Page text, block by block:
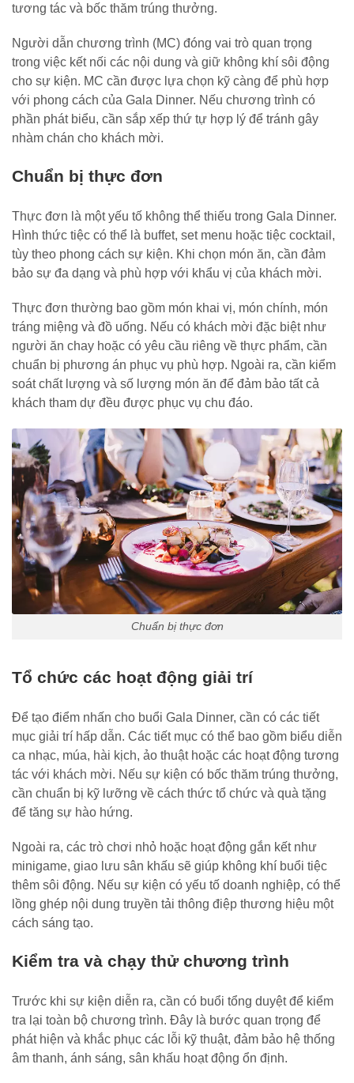
tương tác và bốc thăm trúng thưởng.
Người dẫn chương trình (MC) đóng vai trò quan trọng
trong việc kết nối các nội dung và giữ không khí sôi động
cho sự kiện. MC cần được lựa chọn kỹ càng để phù hợp
với phong cách của Gala Dinner. Nếu chương trình có
phần phát biểu, cần sắp xếp thứ tự hợp lý để tránh gây
nhàm chán cho khách mời.
Chuẩn bị thực đơn
Thực đơn là một yếu tố không thể thiếu trong Gala Dinner.
Hình thức tiệc có thể là buffet, set menu hoặc tiệc cocktail,
tùy theo phong cách sự kiện. Khi chọn món ăn, cần đảm
bảo sự đa dạng và phù hợp với khẩu vị của khách mời.
Thực đơn thường bao gồm món khai vị, món chính, món
tráng miệng và đồ uống. Nếu có khách mời đặc biệt như
người ăn chay hoặc có yêu cầu riêng về thực phẩm, cần
chuẩn bị phương án phục vụ phù hợp. Ngoài ra, cần kiểm
soát chất lượng và số lượng món ăn để đảm bảo tất cả
khách tham dự đều được phục vụ chu đáo.
Chuẩn bị thực đơn
Tổ chức các hoạt động giải trí
Để tạo điểm nhấn cho buổi Gala Dinner, cần có các tiết
mục giải trí hấp dẫn. Các tiết mục có thể bao gồm biểu diễn
ca nhạc, múa, hài kịch, ảo thuật hoặc các hoạt động tương
tác với khách mời. Nếu sự kiện có bốc thăm trúng thưởng,
cần chuẩn bị kỹ lưỡng về cách thức tổ chức và quà tặng
để tăng sự hào hứng.
Ngoài ra, các trò chơi nhỏ hoặc hoạt động gắn kết như
minigame, giao lưu sân khấu sẽ giúp không khí buổi tiệc
thêm sôi động. Nếu sự kiện có yếu tố doanh nghiệp, có thể
lồng ghép nội dung truyền tải thông điệp thương hiệu một
cách sáng tạo.
Kiểm tra và chạy thử chương trình
Trước khi sự kiện diễn ra, cần có buổi tổng duyệt để kiểm
tra lại toàn bộ chương trình. Đây là bước quan trọng để
phát hiện và khắc phục các lỗi kỹ thuật, đảm bảo hệ thống
âm thanh, ánh sáng, sân khấu hoạt động ổn định.